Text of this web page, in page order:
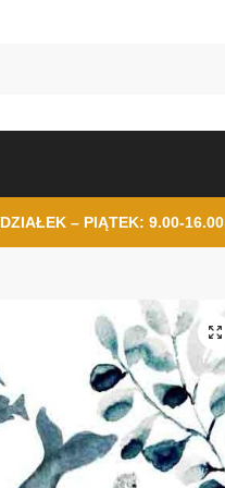
– PIĄTEK: 9.00-16.00